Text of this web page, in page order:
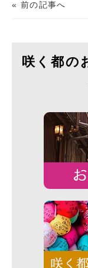
« 前の記事へ
咲く都の